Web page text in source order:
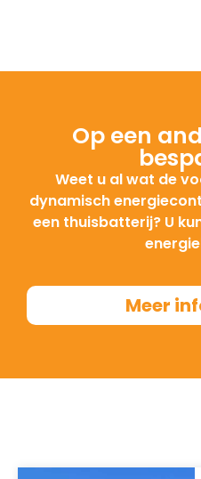
Bruikbare
Retourefficiëntie
Nominale
combinatie met de
Op een
Weet u al wat de
dynamisch
een thuisbatterij? U
Meer